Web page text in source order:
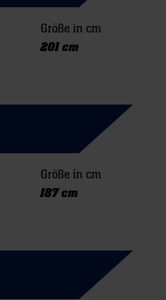
Größe in cm
201 cm
Größe in cm
187 cm